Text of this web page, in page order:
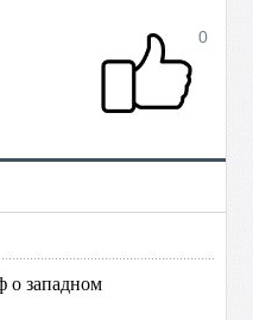
0
о западном